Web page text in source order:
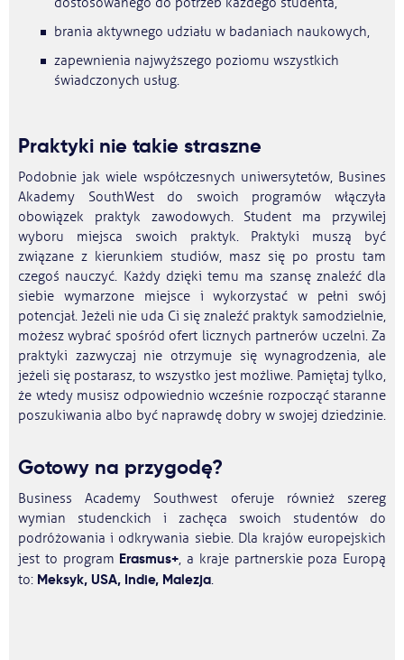
brania aktywnego udziału w badaniach naukowych,
zapewnienia najwyższego poziomu wszystkich
świadczonych usług.
Praktyki nie takie straszne
Podobnie jak wiele współczesnych uniwersytetów, Busines
Akademy SouthWest do swoich programów włączyła
obowiązek praktyk zawodowych. Student ma przywilej
wyboru miejsca swoich praktyk. Praktyki muszą być
związane z kierunkiem studiów, masz się po prostu tam
czegoś nauczyć. Każdy dzięki temu ma szansę znaleźć dla
siebie wymarzone miejsce i wykorzystać w pełni swój
potencjał. Jeżeli nie uda Ci się znaleźć praktyk samodzielnie,
możesz wybrać spośród ofert licznych partnerów uczelni. Za
praktyki zazwyczaj nie otrzymuje się wynagrodzenia, ale
jeżeli się postarasz, to wszystko jest możliwe. Pamiętaj tylko,
że wtedy musisz odpowiednio wcześnie rozpocząć staranne
poszukiwania albo być naprawdę dobry w swojej dziedzinie.
Gotowy na przygodę?
Business Academy Southwest oferuje również szereg
wymian studenckich i zachęca swoich studentów do
podróżowania i odkrywania siebie. Dla krajów europejskich
jest to program Erasmus+, a kraje partnerskie poza Europą
to: Meksyk, USA, Indie, Malezja.